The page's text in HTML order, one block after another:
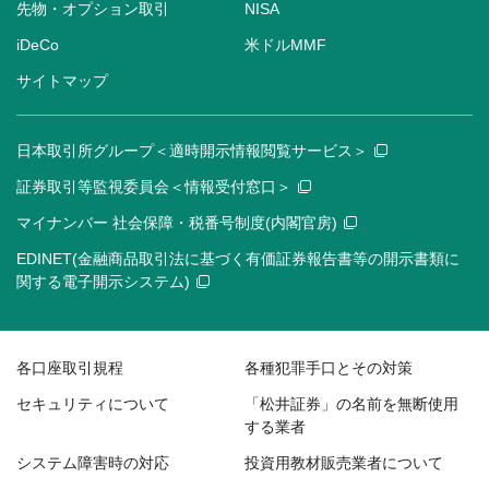
先物・オプション取引 NISA
iDeCo 米ドルMMF
サイトマップ
日本取引所グループ＜適時開示情報閲覧サービス＞
証券取引等監視委員会＜情報受付窓口＞
マイナンバー 社会保障・税番号制度(内閣官房)
EDINET(金融商品取引法に基づく有価証券報告書等の開示書類に
関する電子開示システム)
各口座取引規程 各種犯罪手口とその対策
セキュリティについて
「松井証券」の名前を無断使用
する業者
システム障害時の対応 投資用教材販売業者について